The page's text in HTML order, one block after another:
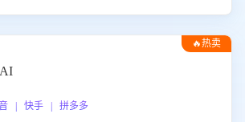
🔥热卖
| 快手 | 拼多多